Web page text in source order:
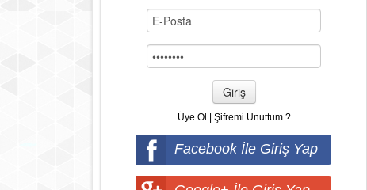
Giriş
Üye Ol Şifremi Unuttum ?
Facebook İle Giriş Yap